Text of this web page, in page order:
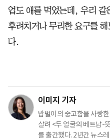
업도 애를 먹었는데, 우리 같
후려치거나 무리한 요구를
다.
이미지 기자
밥벌이의 숭고함을 사랑
살려 <두 얼굴의 베트남-
를 출간했다. 2년간 뉴스